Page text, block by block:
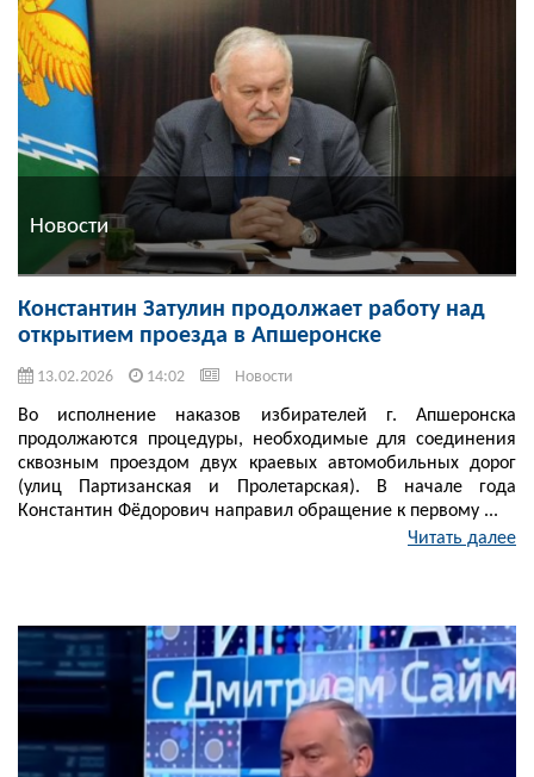
Новости
Константин Затулин продолжает работу над
открытием проезда в Апшеронске
13.02.2026 14:02 Новости
Во исполнение наказов избирателей г. Апшеронска
продолжаются процедуры, необходимые для соединения
сквозным проездом двух краевых автомобильных дорог
(улиц Партизанская и Пролетарская). В начале года
Константин Фёдорович направил обращение к первому ...
Читать далее